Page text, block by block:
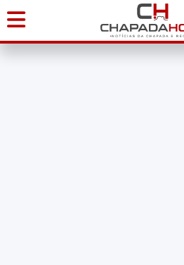
Início